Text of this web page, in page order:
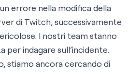
errore nella modifica della
di Twitch, successivamente
I nostri team stanno
per indagare sull’incidente.
stiamo ancora cercando di